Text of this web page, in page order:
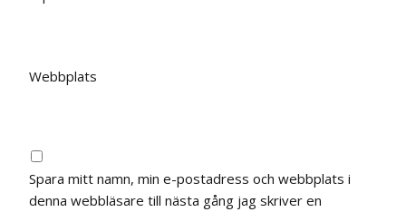
Webbplats
Spara mitt namn, min e-postadress och webbplats i
denna webbläsare till nästa gång jag skriver en